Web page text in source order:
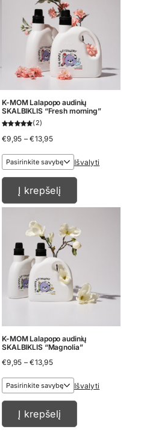
K-MOM Lalapopo audinių
SKALBIKLIS “Fresh morning”
2
€9,95 – €13,95Price
€9,95
throughIšvalyti
Į krepšelį
K-MOM Lalapopo audinių
SKALBIKLIS “Magnolia”
€9,95 – €13,95Price
€9,95
throughIšvalyti
Į krepšelį